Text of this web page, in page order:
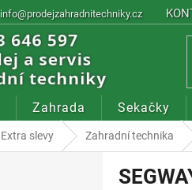
info@prodejzahradnitechniky.cz
Zahrada Sekačky
Extra slevy Zahradní technika